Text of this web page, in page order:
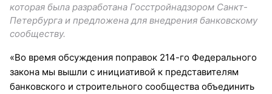
которая была разработана Госстройнадзором Санкт-
Петербурга и предложена для внедрения банковскому
сообществу.
«Во время обсуждения поправок 214-го Федерального
закона мы вышли с инициативой к представителям
банковского и строительного сообщества объединить